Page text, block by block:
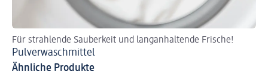
Für strahlende Sauberkeit und langanhaltende Frische!
Pulverwaschmittel
Ähnliche Produkte